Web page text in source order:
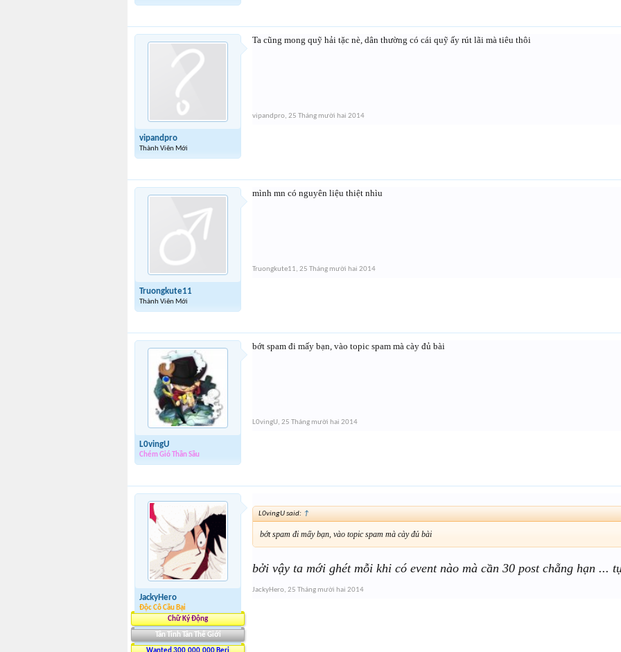
vipandpro
Thành Viên Mới
Ta cũng mong quỹ hải tặc nè, dân thường có cái quỹ ấy rút lãi mà tiêu thôi
vipandpro, 25 Tháng mười hai 2014
Truongkute11
Thành Viên Mới
mình mn có nguyên liệu thiệt nhìu
Truongkute11, 25 Tháng mười hai 2014
L0vingU
Chém Gió Thần Sầu
bớt spam đi mấy bạn, vào topic spam mà cày đủ bài
L0vingU, 25 Tháng mười hai 2014
JackyHero
Độc Cô Cầu Bại
Chữ Ký Động
Tân Tinh Tân Thế Giới
L0vingU said: ↑
bớt spam đi mấy bạn, vào topic spam mà cày đủ bài
bởi vậy ta mới ghét mỗi khi có event nào mà cần 30 post chẵng hạn ...
JackyHero, 25 Tháng mười hai 2014